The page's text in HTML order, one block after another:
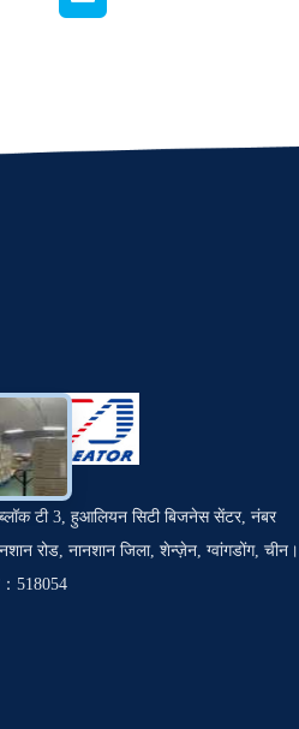
टी 3, हुआलियन सिटी बिजनेस सेंटर, नंबर
रोड, नानशान जिला, शेन्ज़ेन, ग्वांगडोंग, चीन।
518054